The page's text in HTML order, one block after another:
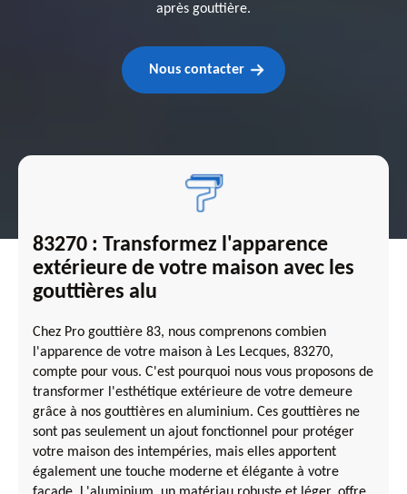
après gouttière.
Nous contacter
83270 : Transformez l'apparence
extérieure de votre maison avec les
gouttières alu
Chez Pro gouttière 83, nous comprenons combien
l'apparence de votre maison à Les Lecques, 83270,
compte pour vous. C'est pourquoi nous vous proposons de
transformer l'esthétique extérieure de votre demeure
grâce à nos gouttières en aluminium. Ces gouttières ne
sont pas seulement un ajout fonctionnel pour protéger
votre maison des intempéries, mais elles apportent
également une touche moderne et élégante à votre